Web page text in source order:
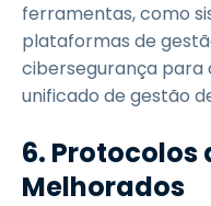
ferramentas, como
plataformas de
cibersegurança para
unificado de gestão
6. Protocolos
Melhorados